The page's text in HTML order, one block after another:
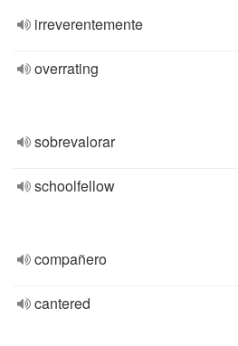
irreverentemente
overrating
sobrevalorar
schoolfellow
compañero
cantered